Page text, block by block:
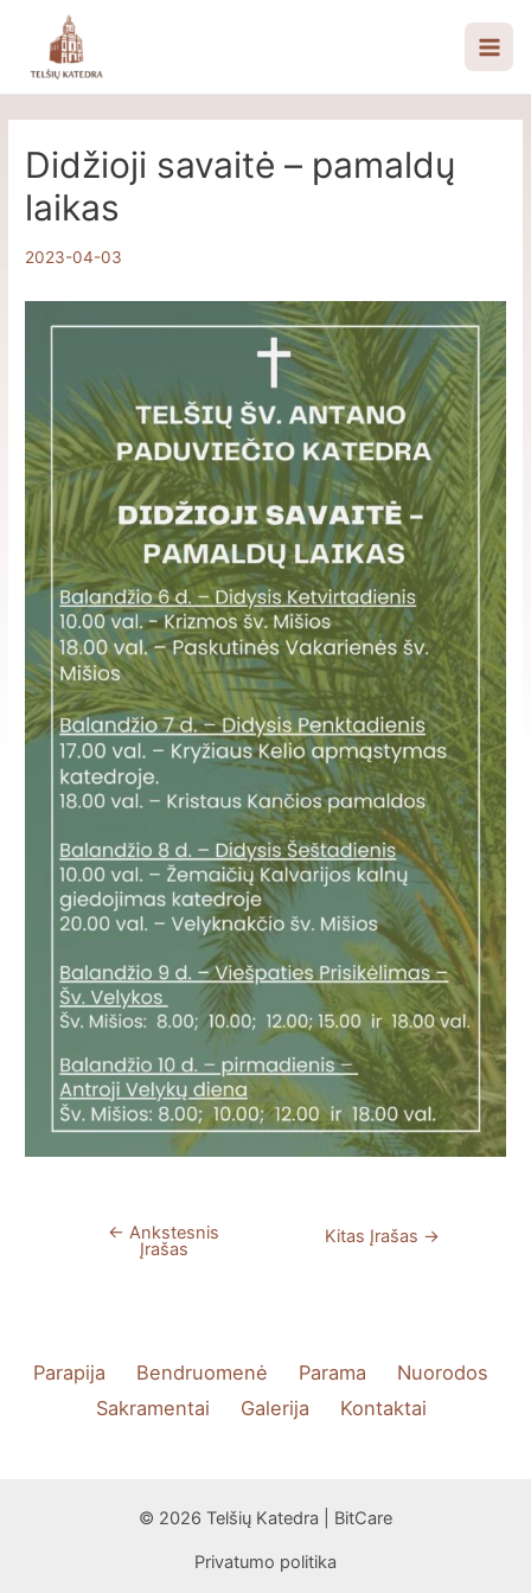
turinio
Main
Didžioji savaitė – pamaldų
laikas
2023-04-03
Navigacija
← Ankstesnis
Įrašas
Kitas Įrašas →
Parapija Bendruomenė Parama
Nuorodos
Sakramentai
Galerija Kontaktai
© 2026 Telšių Katedra | BitCare
Privatumo politika